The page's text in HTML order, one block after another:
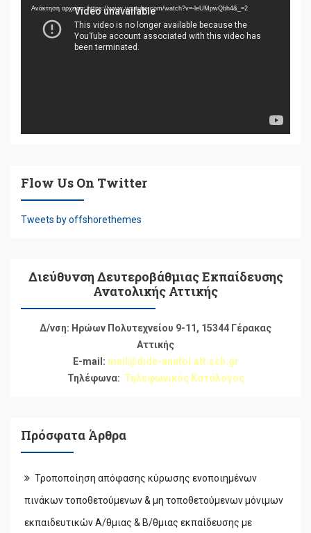
Αναπαραγωγής
Βίντεο
Ανάκτηση αρχείου: https://www.youtube.com/watch?v=-leUMpwQbh4&_=2
Flow Us On Twitter
Tweets by offshorethemes
Διεύθυνση Δευτεροβάθμιας Εκπαίδευσης
Ανατολικής Αττικής
Δ/νση: Ηρώων Πολυτεχνείου 9-11, 15344 Γέρακας
Αττικής
E-mail: mail@dide-anatol.att.sch.gr
Τηλέφωνα: Τηλεφωνικός Κατάλογος
Πρόσφατα Άρθρα
Τροποποίηση απόφασης κύρωσης ενοποιημένων
πινάκων τοποθετούμενων & μη τοποθετούμενων μόνιμων
εκπαιδευτικών Α/θμιας & Β/θμιας εκπαίδευσης με